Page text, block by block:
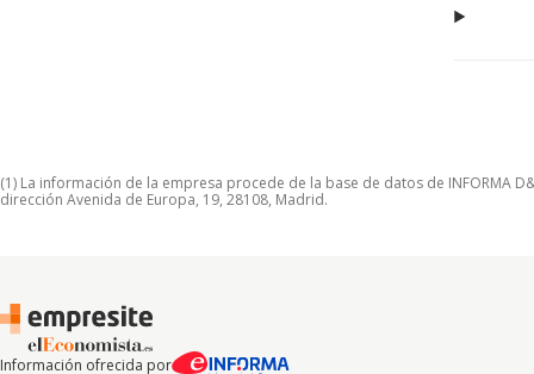
(1) La información de la empresa procede de la base de datos de INFORMA
dirección Avenida de Europa, 19, 28108, Madrid.
Información ofrecida por